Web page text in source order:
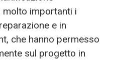
molto importanti i
e in
che hanno permesso
sul progetto in